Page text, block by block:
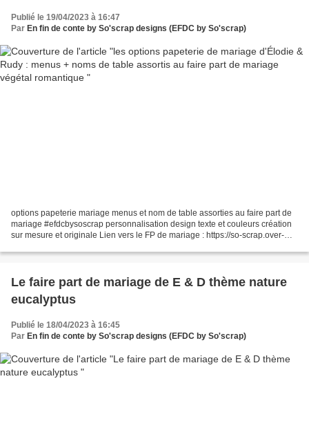
Publié le 19/04/2023 à 16:47
Par En fin de conte by So'scrap designs (EFDC by So'scrap)
options papeterie mariage menus et nom de table assorties au faire part de
mariage #efdcbysoscrap personnalisation design texte et couleurs création
sur mesure et originale Lien vers le FP de mariage : https://so-scrap.over-
romantique.html...
Le faire part de mariage de E & D thème nature
eucalyptus
Publié le 18/04/2023 à 16:45
Par En fin de conte by So'scrap designs (EFDC by So'scrap)